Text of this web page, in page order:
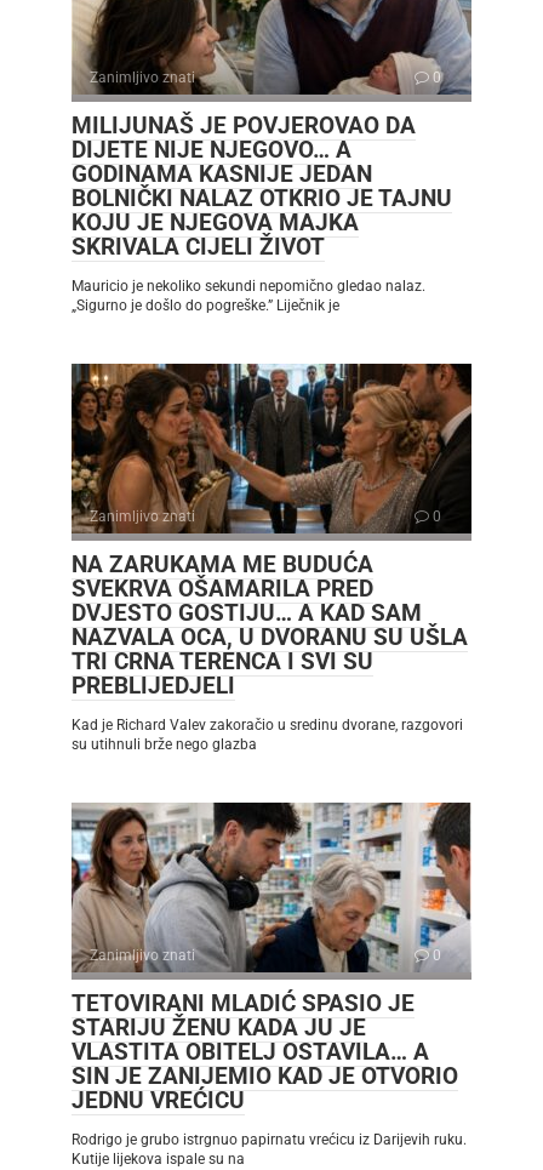
Zanimljivo znati 0
MILIJUNAŠ JE POVJEROVAO DA
DIJETE NIJE NJEGOVO… A
GODINAMA KASNIJE JEDAN
BOLNIČKI NALAZ OTKRIO JE TAJNU
KOJU JE NJEGOVA MAJKA
SKRIVALA CIJELI ŽIVOT
Mauricio je nekoliko sekundi nepomično gledao nalaz.
„Sigurno je došlo do pogreške.” Liječnik je
Zanimljivo znati 0
NA ZARUKAMA ME BUDUĆA
SVEKRVA OŠAMARILA PRED
DVJESTO GOSTIJU… A KAD SAM
NAZVALA OCA, U DVORANU SU UŠLA
TRI CRNA TERENCA I SVI SU
PREBLIJEDJELI
Kad je Richard Valev zakoračio u sredinu dvorane, razgovori
su utihnuli brže nego glazba
Zanimljivo znati 0
TETOVIRANI MLADIĆ SPASIO JE
STARIJU ŽENU KADA JU JE
VLASTITA OBITELJ OSTAVILA… A
SIN JE ZANIJEMIO KAD JE OTVORIO
JEDNU VREĆICU
Rodrigo je grubo istrgnuo papirnatu vrećicu iz Darijevih ruku.
Kutije lijekova ispale su na